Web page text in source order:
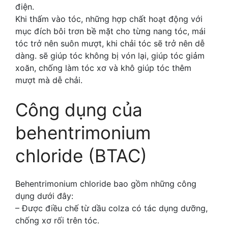
điện.
Khi thấm vào tóc, những hợp chất hoạt động với
mục đích bôi trơn bề mặt cho từng nang tóc, mái
tóc trở nên suôn mượt, khi chải tóc sẽ trở nên dễ
dàng. sẽ giúp tóc không bị vón lại, giúp tóc giảm
xoăn, chống làm tóc xơ và khô giúp tóc thêm
mượt mà dễ chải.
Công dụng của
behentrimonium
chloride (BTAC)
Behentrimonium chloride bao gồm những công
dụng dưới đây:
– Được điều chế từ dầu colza có tác dụng dưỡng,
chống xơ rối trên tóc.